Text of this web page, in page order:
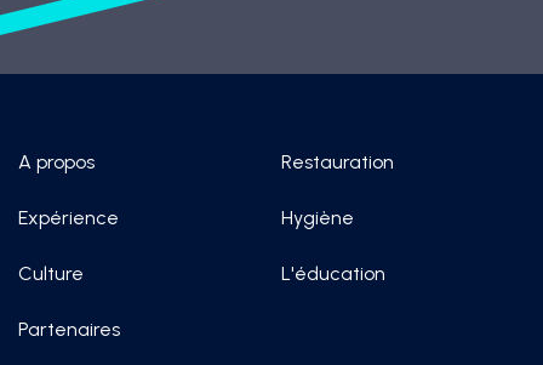
A propos
Expérience
Culture
Partenaires
Restauration
Hygiène
L'éducation